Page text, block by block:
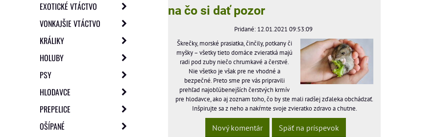
na čo si dať pozor
Pridané: 12.01.2021 09:53:09
Škrečky, morské prasiatka, činčily, potkany či
myšky – všetky tieto domáce zvieratká majú
radi pod zuby niečo chrumkavé a čerstvé.
Nie všetko je však pre ne vhodné a
bezpečné. Preto sme pre vás pripravili
prehľad najobľúbenejších čerstvých krmív
pre hlodavce, ako aj zoznam toho, čo by ste mali radšej zďaleka obchádzať.
Inšpirujte sa z neho a nakŕmte svoje zvieratko zdravo a chutne.
Späť na príspevok
Nový komentár
EXOTICKÉ VTÁCTVO
VONKAJŠIE VTÁCTVO
KRÁLIKY
HOLUBY
PSY
HLODAVCE
PREPELICE
OŠÍPANÉ